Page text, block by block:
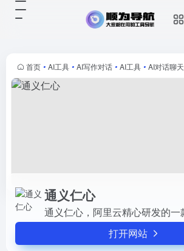
首页 • AI工具 • AI写作对话 • AI工具 • AI对话聊天
通义仁心
打开网站
康方面的问题，无论是疾病、症状、
药品还是报告指标，它都能为你提供
专业、精准、有效的解答。